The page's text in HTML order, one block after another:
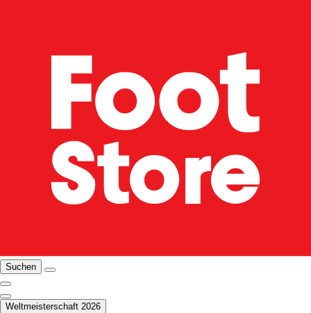
Suchen
Weltmeisterschaft 2026